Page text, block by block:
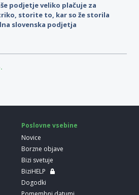
podjetje veliko plačuje za
storite to, kar so že storila
slovenska podjetja
Poslovne vsebine
Novice
Borzne objave
Bizi svetuje
BiziHELP
Dogodki